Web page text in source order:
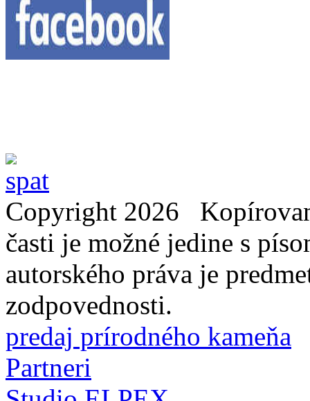
Copyright 2026
časti je možné jedine s
autorského práva je
zodpovednosti.
predaj prírodného kameňa
Partneri